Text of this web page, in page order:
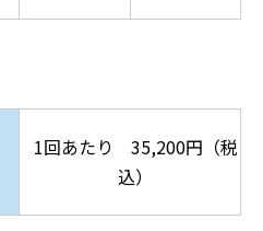
1回あたり 35,200円（税
込）